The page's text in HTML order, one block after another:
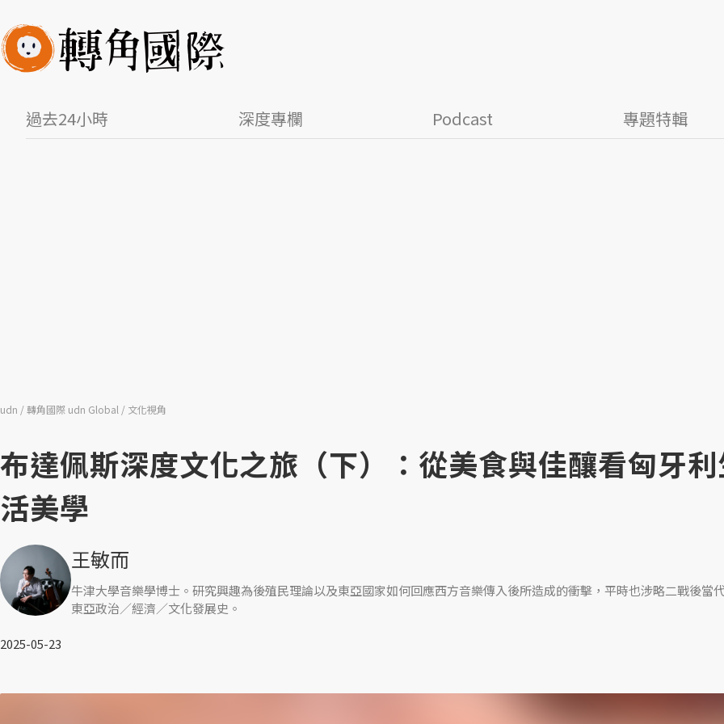
過去24小時 深度專欄 Podcast 專題特輯
udn 轉角國際 udn Global 文化視角
布達佩斯深度文化之旅（下）：從美食與佳釀看匈牙
活美學
王敏而
牛津大學音樂學博士。研究興趣為後殖民理論以及東亞國家如何回應西方音樂傳入後所造成的衝擊，平時也涉略二戰後當
東亞政治／經濟／文化發展史。
2025-05-23